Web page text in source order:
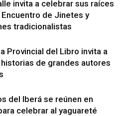
invita a celebrar sus raíces
Encuentro de Jinetes y
tradicionalistas
Provincial del Libro invita a
de grandes autores
del Iberá se reúnen en
celebrar al yaguareté